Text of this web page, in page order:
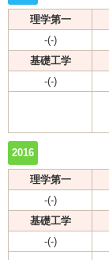
理学第一
-(-)
基礎工学
-(-)
2016
理学第一
-(-)
基礎工学
-(-)